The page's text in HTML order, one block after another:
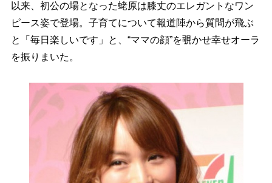
以来、初公の場となった蛯原は膝丈のエレガントなワン
ピース姿で登場。子育てについて報道陣から質問が飛ぶ
と「毎日楽しいです」と、“ママの顔”を覗かせ幸せオーラ
を振りまいた。